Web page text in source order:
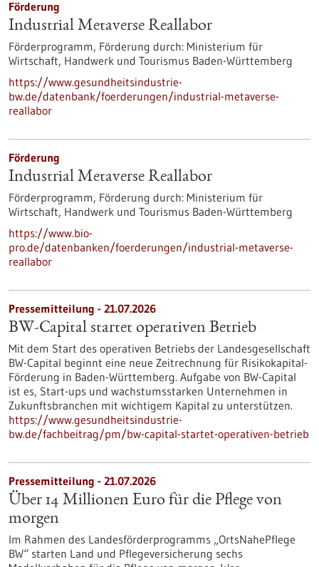
Förderung
Industrial Metaverse Reallabor
Förderprogramm, Förderung durch: Ministerium für
Wirtschaft, Handwerk und Tourismus Baden-Württemberg
https://www.gesundheitsindustrie-
bw.de/datenbank/foerderungen/industrial-metaverse-
reallabor
Förderung
Industrial Metaverse Reallabor
Förderprogramm, Förderung durch: Ministerium für
Wirtschaft, Handwerk und Tourismus Baden-Württemberg
https://www.bio-
pro.de/datenbanken/foerderungen/industrial-metaverse-
reallabor
Pressemitteilung - 21.07.2026
BW-Capital startet operativen Betrieb
Mit dem Start des operativen Betriebs der Landesgesellschaft
BW-Capital beginnt eine neue Zeitrechnung für Risikokapital-
Förderung in Baden-Württemberg. Aufgabe von BW-Capital
ist es, Start-ups und wachstumsstarken Unternehmen in
Zukunftsbranchen mit wichtigem Kapital zu unterstützen.
https://www.gesundheitsindustrie-
bw.de/fachbeitrag/pm/bw-capital-startet-operativen-betrieb
Pressemitteilung - 21.07.2026
Über 14 Millionen Euro für die Pflege von
morgen
Im Rahmen des Landesförderprogramms „OrtsNahePflege
BW“ starten Land und Pflegeversicherung sechs